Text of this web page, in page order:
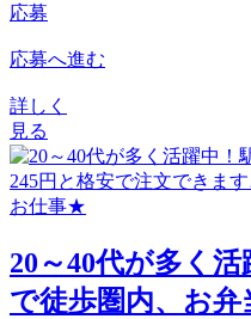
応募
応募へ進む
詳しく
見る
20～40代が多く
で徒歩圏内、お弁